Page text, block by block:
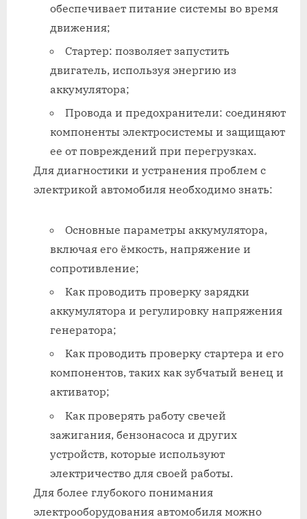
обеспечивает питание системы во время
движения;
Стартер: позволяет запустить
двигатель, используя энергию из
аккумулятора;
Провода и предохранители: соединяют
компоненты электросистемы и защищают
ее от повреждений при перегрузках.
Для диагностики и устранения проблем с
электрикой автомобиля необходимо знать:
Основные параметры аккумулятора,
включая его ёмкость, напряжение и
сопротивление;
Как проводить проверку зарядки
аккумулятора и регулировку напряжения
генератора;
Как проводить проверку стартера и его
компонентов, таких как зубчатый венец и
активатор;
Как проверять работу свечей
зажигания, бензонасоса и других
устройств, которые используют
электричество для своей работы.
Для более глубокого понимания
электрооборудования автомобиля можно